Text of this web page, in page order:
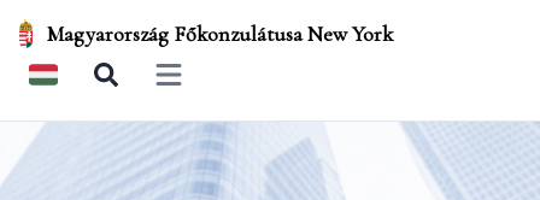
Magyarország Főkonzulátusa New York
Open main menu